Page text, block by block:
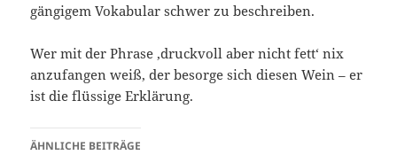
gängigem Vokabular schwer zu beschreiben.
Wer mit der Phrase ‚druckvoll aber nicht fett‘ nix
anzufangen weiß, der besorge sich diesen Wein – er
ist die flüssige Erklärung.
ÄHNLICHE BEITRÄGE